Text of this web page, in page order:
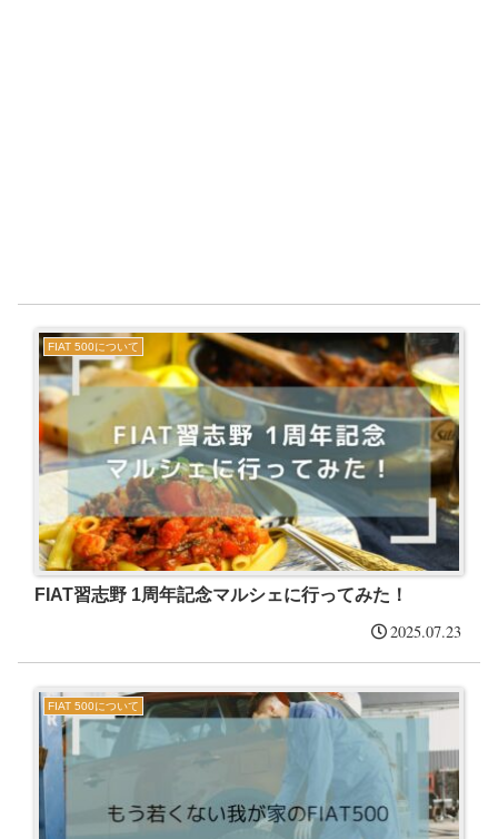
FIAT 500について
FIAT習志野 1周年記念マルシェに行ってみた！
2025.07.23
FIAT 500について